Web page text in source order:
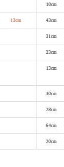
10cm
13cm 43cm
31cm
23cm
13cm
30cm
28cm
64cm
20cm